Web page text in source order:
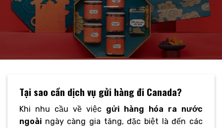
Tại sao cần dịch vụ gửi hàng đi Canada?
Khi nhu cầu về việc gửi hàng hóa ra nước
ngoài ngày càng gia tăng, đặc biệt là đến các